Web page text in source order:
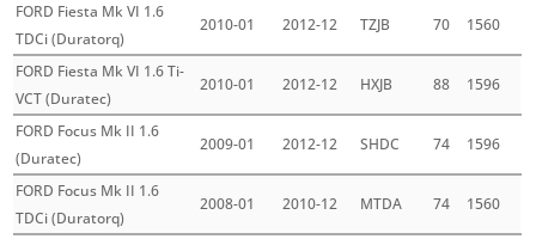
FORD Fiesta Mk VI 1.6
TDCi (Duratorq)
2010-01 2012-12 TZJB 70 1560
FORD Fiesta Mk VI 1.6 Ti-
VCT (Duratec)
2010-01 2012-12 HXJB 88 1596
FORD Focus Mk II 1.6
(Duratec)
2009-01 2012-12 SHDC 74 1596
FORD Focus Mk II 1.6
TDCi (Duratorq)
2008-01 2010-12 MTDA 74 1560